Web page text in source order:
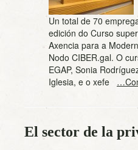
Un total de 70
edición do Curso
Axencia para a
Nodo CIBER.gal. O
EGAP, Sonia
Iglesia, e o xefe
El sector de la